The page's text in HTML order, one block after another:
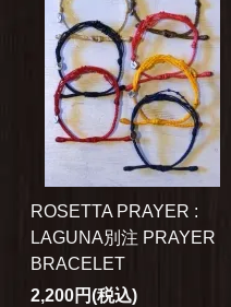
ROSETTA PRAYER :
LAGUNA別注 PRAYER
BRACELET
2,200円(税込)